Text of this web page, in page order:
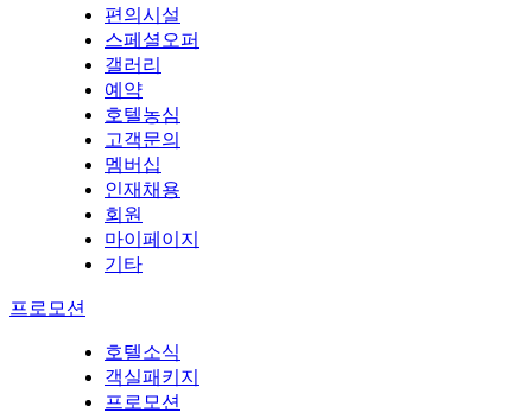
편의시설
스페셜오퍼
갤러리
예약
호텔농심
고객문의
멤버십
인재채용
회원
마이페이지
기타
프로모션
호텔소식
객실패키지
프로모션